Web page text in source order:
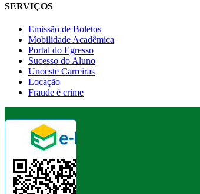
SERVIÇOS
Emissão de Boletos
Mobilidade Acadêmica
Portal do Egresso
Sucesso do Aluno
Unoeste Carreiras
Locação
Fraude é crime